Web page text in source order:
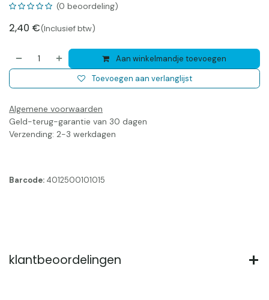
(0 beoordeling)
2,40 €(Inclusief btw)
Aan winkelmandje toevoegen
Toevoegen aan verlanglijst
Algemene voorwaarden
Geld-terug-garantie van 30 dagen
Verzending: 2-3 werkdagen
Barcode: 4012500101015
klantbeoordelingen